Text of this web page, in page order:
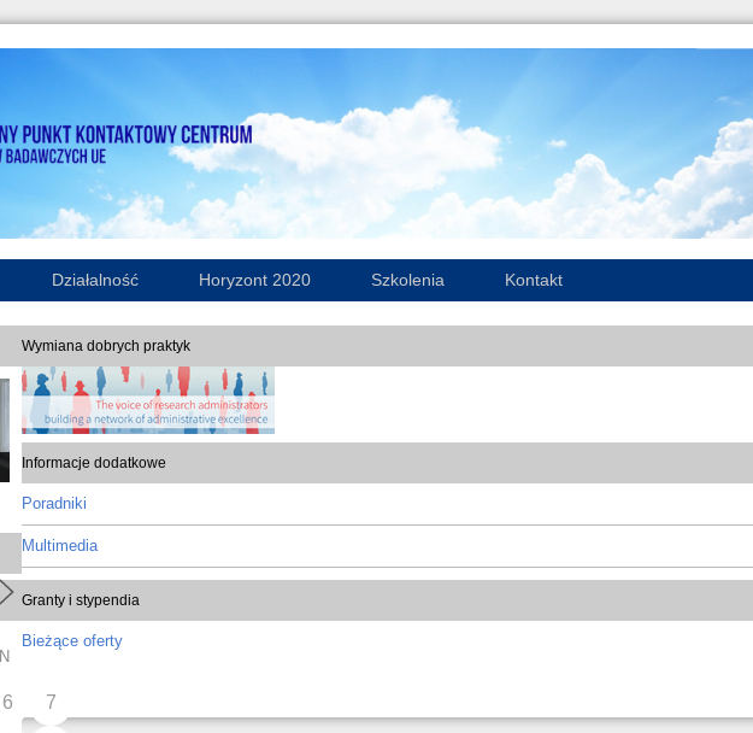
Działalność Horyzont 2020 Szkolenia Kontakt
N
6 7
Wymiana dobrych praktyk
Informacje dodatkowe
Poradniki
Multimedia
Granty i stypendia
Bieżące oferty